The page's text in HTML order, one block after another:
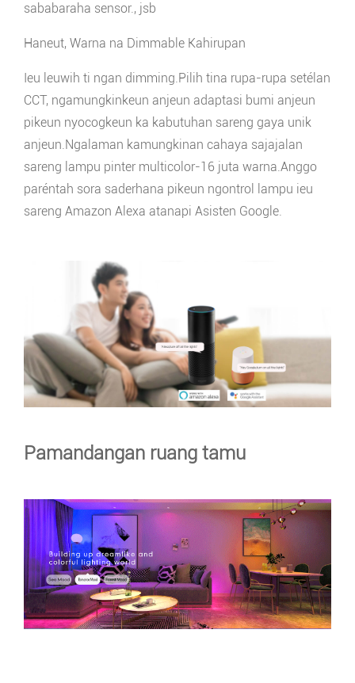
sababaraha sensor., jsb
Haneut, Warna na Dimmable Kahirupan
Ieu leuwih ti ngan dimming.Pilih tina rupa-rupa setélan
CCT, ngamungkinkeun anjeun adaptasi bumi anjeun
pikeun nyocogkeun ka kabutuhan sareng gaya unik
anjeun.Ngalaman kamungkinan cahaya sajajalan
sareng lampu pinter multicolor-16 juta warna.Anggo
paréntah sora saderhana pikeun ngontrol lampu ieu
sareng Amazon Alexa atanapi Asisten Google.
Pamandangan ruang tamu